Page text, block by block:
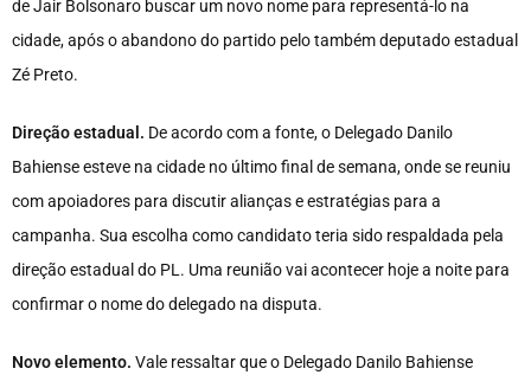
de Jair Bolsonaro buscar um novo nome para representá-lo na
cidade, após o abandono do partido pelo também deputado estadual
Zé Preto.
Direção estadual. De acordo com a fonte, o Delegado Danilo
Bahiense esteve na cidade no último final de semana, onde se reuniu
com apoiadores para discutir alianças e estratégias para a
campanha. Sua escolha como candidato teria sido respaldada pela
direção estadual do PL. Uma reunião vai acontecer hoje a noite para
confirmar o nome do delegado na disputa.
Novo elemento. Vale ressaltar que o Delegado Danilo Bahiense